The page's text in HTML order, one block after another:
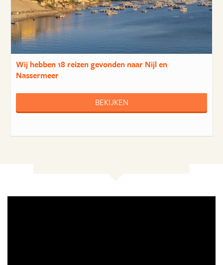
Wij hebben18 reizengevonden naar Nijl en
Nassermeer
BEKIJKEN